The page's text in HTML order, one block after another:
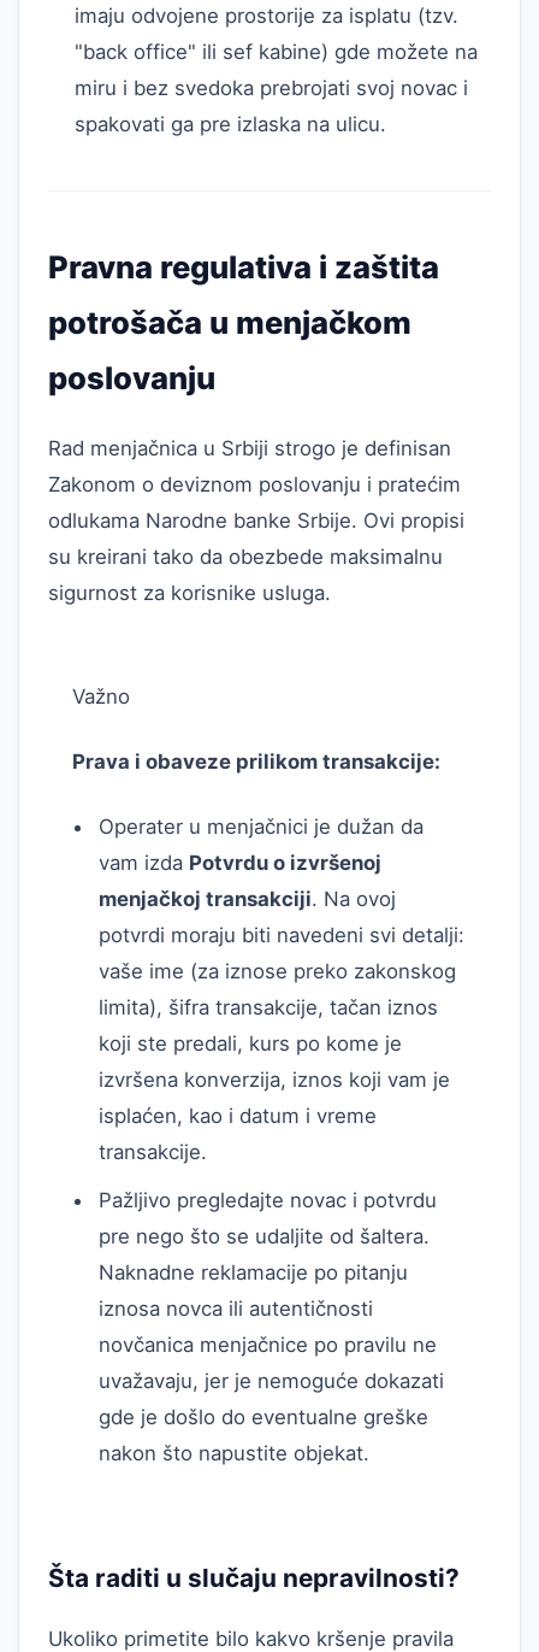
imaju odvojene prostorije za isplatu (tzv.
"back office" ili sef kabine) gde možete na
miru i bez svedoka prebrojati svoj novac i
spakovati ga pre izlaska na ulicu.
Pravna regulativa i zaštita
potrošača u menjačkom
poslovanju
Rad menjačnica u Srbiji strogo je definisan
Zakonom o deviznom poslovanju i pratećim
odlukama Narodne banke Srbije. Ovi propisi
su kreirani tako da obezbede maksimalnu
sigurnost za korisnike usluga.
Važno
Prava i obaveze prilikom transakcije:
Operater u menjačnici je dužan da
vam izda Potvrdu o izvršenoj
menjačkoj transakciji. Na ovoj
potvrdi moraju biti navedeni svi detalji:
vaše ime (za iznose preko zakonskog
limita), šifra transakcije, tačan iznos
koji ste predali, kurs po kome je
izvršena konverzija, iznos koji vam je
isplaćen, kao i datum i vreme
transakcije.
Pažljivo pregledajte novac i potvrdu
pre nego što se udaljite od šaltera.
Naknadne reklamacije po pitanju
iznosa novca ili autentičnosti
novčanica menjačnice po pravilu ne
uvažavaju, jer je nemoguće dokazati
gde je došlo do eventualne greške
nakon što napustite objekat.
Šta raditi u slučaju nepravilnosti?
Ukoliko primetite bilo kakvo kršenje pravila